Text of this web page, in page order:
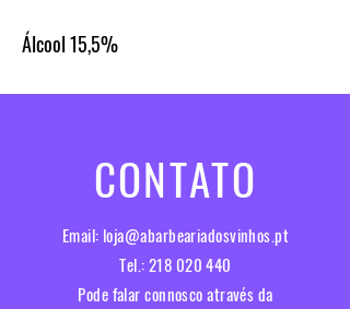
Álcool15,5%
CONTATO
Email: loja@abarbeariadosvinhos.pt
Tel.:218 020 440
Pode falar connosco através da